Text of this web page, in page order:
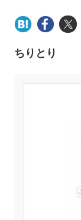
ちりとり